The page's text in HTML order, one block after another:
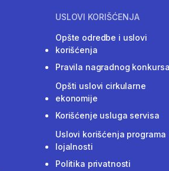
USLOVI KORIŠĆENJA
Opšte odredbe i uslovi
korišćenja
Pravila nagradnog konkursa
Opšti uslovi cirkularne
ekonomije
Korišćenje usluga servisa
Uslovi korišćenja programa
lojalnosti
Politika privatnosti